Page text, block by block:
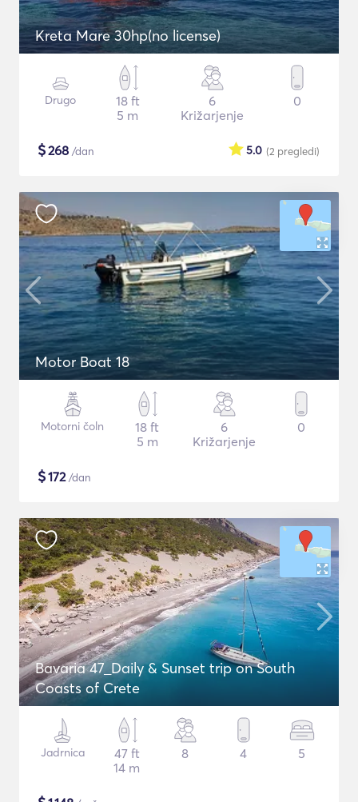
Kreta Mare 30hp(no license)
Drugo
18 ft
5 m
6
Križarjenje
0
$268 /dan (2 pregledi)
5.0
Motor Boat 18
Motorni čoln
18 ft
5 m
6
Križarjenje
0
$172/dan
Bavaria 47_Daily & Sunset trip on South
Coasts of Crete
Jadrnica
47 ft
14 m
8 4 5